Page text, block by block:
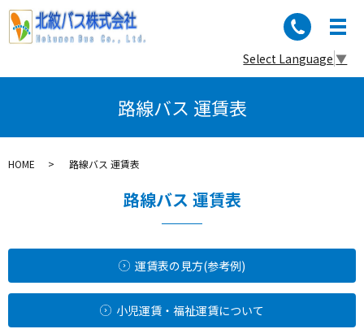
Select Language ▼
路線バス 運賃表
HOME 路線バス 運賃表
路線バス 運賃表
運賃表の見方(参考例)
小児運賃・福祉運賃について